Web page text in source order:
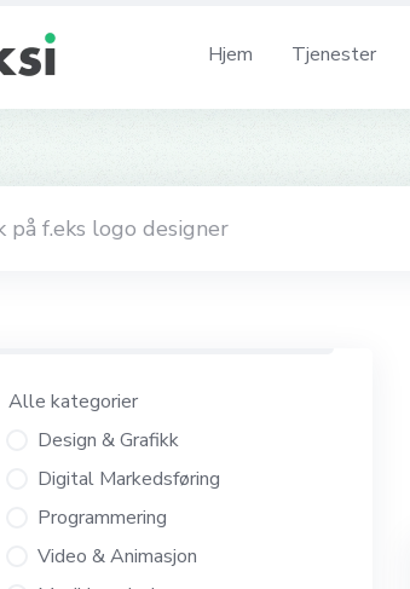
Hjem Tjenester
Alle kategorier
Design & Grafikk
Digital Markedsføring
Programmering
Video & Animasjon